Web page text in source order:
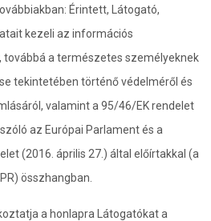
Érintett, Látogató,
kezeli az információs
továbbá a természetes személyeknek
tekintetében történő védelméről és
valamint a 95/46/EK rendelet
az Európai Parlament és a
(2016. április 27.) által előírtakkal (a
összhangban.
a honlapra Látogatókat a